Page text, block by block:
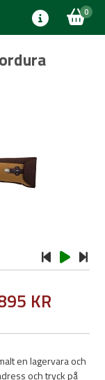
0
KR
en lagervara och
och tryck på